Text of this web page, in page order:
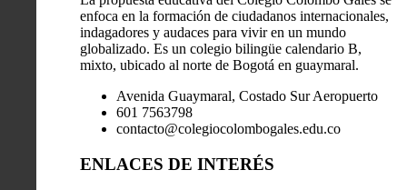
enfoca en la formación de ciudadanos internacionales,
indagadores y audaces para vivir en un mundo
globalizado. Es un colegio bilingüe calendario B,
mixto, ubicado al norte de Bogotá en guaymaral.
Avenida Guaymaral, Costado Sur Aeropuerto
601 7563798
contacto@colegiocolombogales.edu.co
ENLACES DE INTERÉS